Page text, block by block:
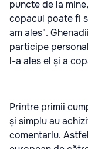
puncte de la
copacul poate fi
am ales".
participe
l-a ales el și a
Printre primii
și simplu au
comentariu.